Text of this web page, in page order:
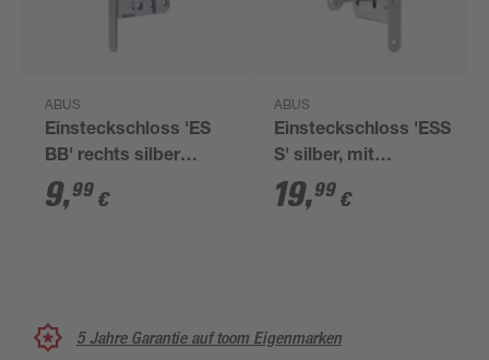
ABUS
Einsteckschloss 'ES
BB' rechts silber
55/72 mm Buntbart
9,99 €
ABUS
Einsteckschloss 'ESS
S' silber, mit
Einbausicherung
19,99 €
5 Jahre Garantie auf toom Eigenmarken